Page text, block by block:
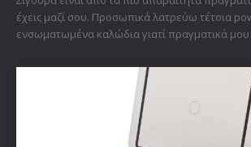
έχεις μαζί σου. Προσωπικά λατρεύω τέτοια
ενσωματωμένα καλώδια γιατί πραγματικά μου